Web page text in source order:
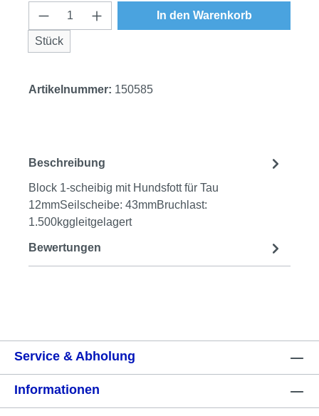
Produkt Anzahl: Gib den gewünschten
Stück
In den Warenkorb
Artikelnummer: 150585
Beschreibung
Block 1-scheibig mit Hundsfott für Tau
12mmSeilscheibe: 43mmBruchlast:
1.500kggleitgelagert
Bewertungen
Service & Abholung
Informationen